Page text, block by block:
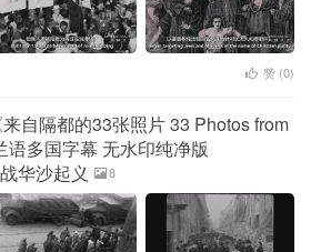
赞 (0)
自隔都的33张照片 33 Photos from
语多国字幕 无水印纯净版
华沙起义
8